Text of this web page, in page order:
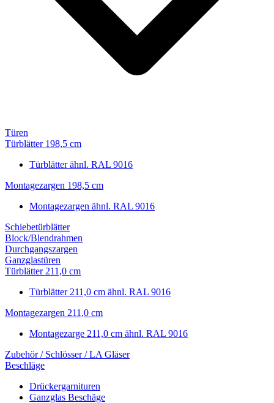
Türen
Türblätter 198,5 cm
Türblätter ähnl. RAL 9016
Montagezargen 198,5 cm
Montagezargen ähnl. RAL 9016
Schiebetürblätter
Block/Blendrahmen
Durchgangszargen
Ganzglastüren
Türblätter 211,0 cm
Türblätter 211,0 cm ähnl. RAL 9016
Montagezargen 211,0 cm
Montagezarge 211,0 cm ähnl. RAL 9016
Zubehör / Schlösser / LA Gläser
Beschläge
Drückergarnituren
Ganzglas Beschäge